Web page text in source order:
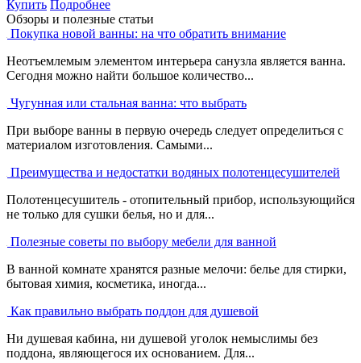
Купить Подробнее
Обзоры и полезные статьи
Покупка новой ванны: на что обратить внимание
Неотъемлемым элементом интерьера санузла является ванна.
Сегодня можно найти большое количество...
Чугунная или стальная ванна: что выбрать
При выборе ванны в первую очередь следует определиться с
материалом изготовления. Самыми...
Преимущества и недостатки водяных полотенцесушителей
Полотенцесушитель - отопительный прибор, использующийся
не только для сушки белья, но и для...
Полезные советы по выбору мебели для ванной
В ванной комнате хранятся разные мелочи: белье для стирки,
бытовая химия, косметика, иногда...
Как правильно выбрать поддон для душевой
Ни душевая кабина, ни душевой уголок немыслимы без
поддона, являющегося их основанием. Для...